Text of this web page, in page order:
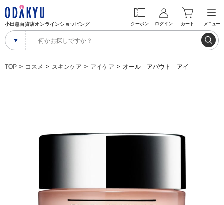
小田急百貨店オンラインショッピング クーポン ログイン カート メニュー
TOP コスメ スキンケア アイケア オール アバウト アイ